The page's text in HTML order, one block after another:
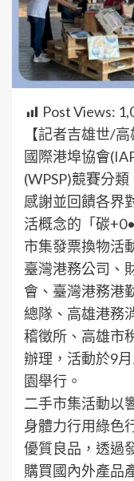
Post Views:
【記者吉雄世/
國際港埠協會
(WPSP)競賽分
感謝並回饋各界
活概念的「碳
市集發票換物活
臺灣港務公司、
會、臺灣港務港
總隊、高雄港務
稽徵所、高雄市
辦理，活動於9
園舉行。
二手市集活動以
身體力行用綠色
優質良品，透過
購買國內外產品